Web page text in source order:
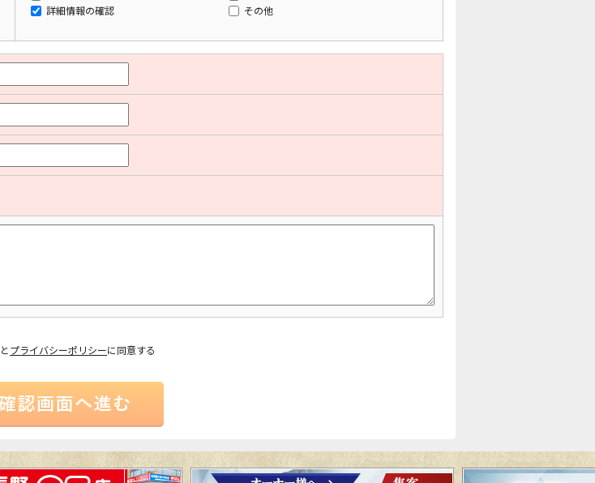
詳細情報の確認
その他
とプライバシーポリシーに同意する